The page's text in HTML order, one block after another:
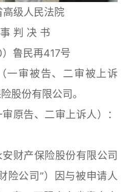
高级人民法院
判 决 书
）鲁民再417号
审被告、二审被上诉
股份有限公司。
告、二审上诉人）：
产保险股份有限公司
险公司”）因与被申请人